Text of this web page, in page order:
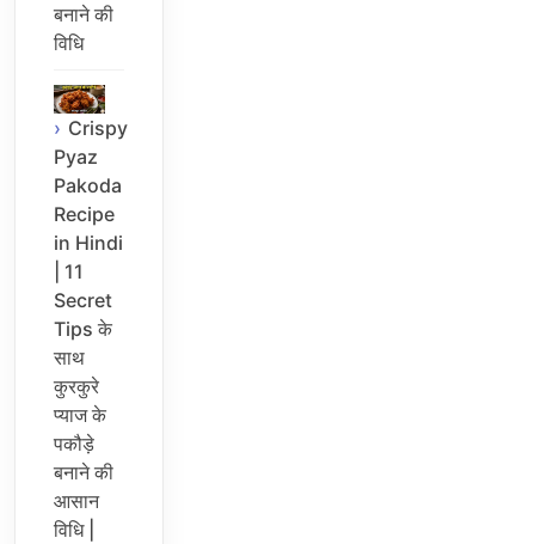
बनाने की
विधि
Crispy
Pyaz
Pakoda
Recipe
in Hindi
| 11
Secret
Tips के
साथ
कुरकुरे
प्याज के
पकौड़े
बनाने की
आसान
विधि |